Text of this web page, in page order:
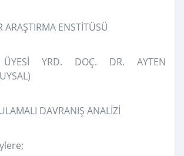
ARAŞTIRMA ENSTİTÜSÜ
ÜYESİ YRD. DOÇ. DR. AYTEN
DAVRANIŞ ANALİZİ